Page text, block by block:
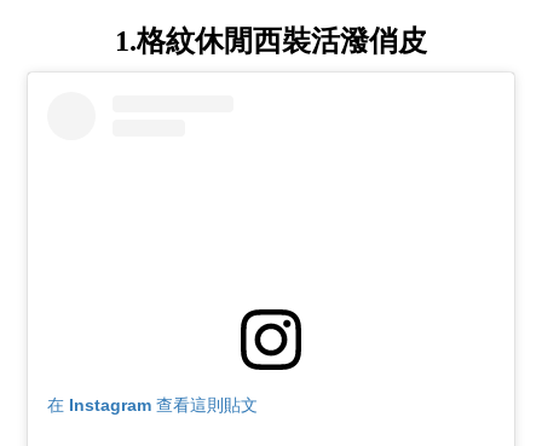
1.格紋休閒西裝活潑俏皮
在 Instagram 查看這則貼文